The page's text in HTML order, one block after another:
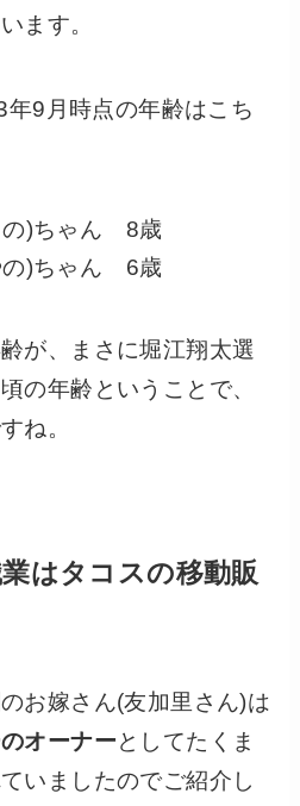
ます。
9月時点の年齢はこち
の)ちゃん 8歳
の)ちゃん 6歳
が、まさに堀江翔太選
の年齢ということで、
ね。
はタコスの移動販
お嫁さん(友加里さん)は
オーナーとしてたくま
いましたのでご紹介し